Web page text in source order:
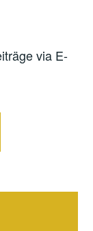
via E-